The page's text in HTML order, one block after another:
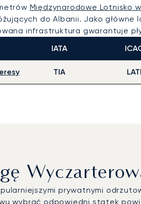
Międzynarodowe Lotnisko
do Albanii. Jako
infrastruktura gwarantuje
IATA
TIA LATI
prywatnymi
wybrać odpowiedni statek